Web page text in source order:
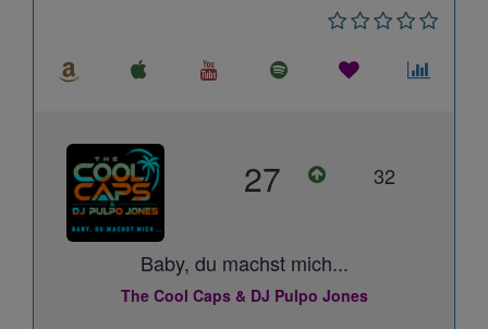
27 32
Baby, du machst mich...
The Cool Caps & DJ Pulpo Jones